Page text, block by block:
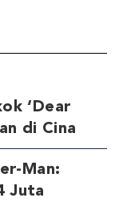
‘Dear
di Cina
Man:
Juta